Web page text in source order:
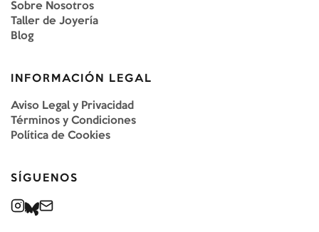
Sobre Nosotros
Taller de Joyería
Blog
INFORMACIÓN LEGAL
Aviso Legal y Privacidad
Términos y Condiciones
Política de Cookies
SÍGUENOS